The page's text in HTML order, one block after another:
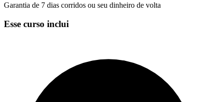
Garantia de 7 dias corridos ou seu dinheiro de volta
Esse curso inclui